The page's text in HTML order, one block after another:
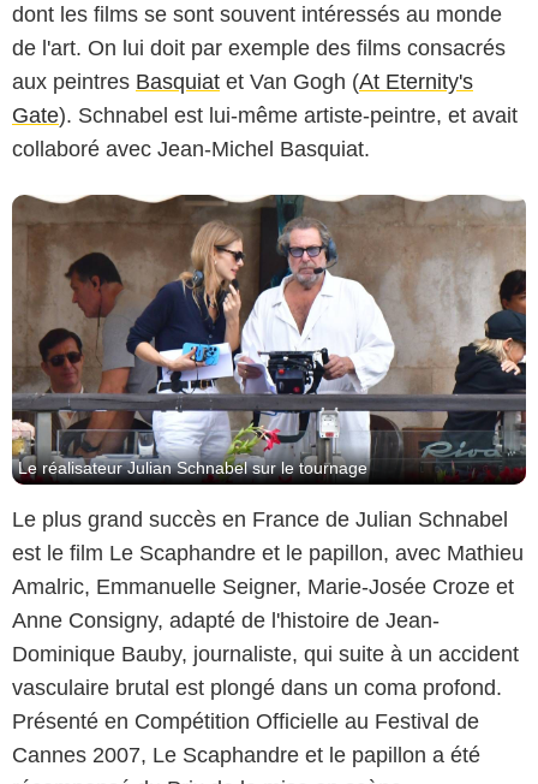
dont les films se sont souvent intéressés au monde
de l'art. On lui doit par exemple des films consacrés
aux peintres Basquiat et Van Gogh (At Eternity's
Gate). Schnabel est lui-même artiste-peintre, et avait
collaboré avec Jean-Michel Basquiat.
Le réalisateur Julian Schnabel sur le tournage
Le plus grand succès en France de Julian Schnabel
est le film Le Scaphandre et le papillon, avec Mathieu
Amalric, Emmanuelle Seigner, Marie-Josée Croze et
Anne Consigny, adapté de l'histoire de Jean-
Dominique Bauby, journaliste, qui suite à un accident
vasculaire brutal est plongé dans un coma profond.
Présenté en Compétition Officielle au Festival de
Cannes 2007, Le Scaphandre et le papillon a été